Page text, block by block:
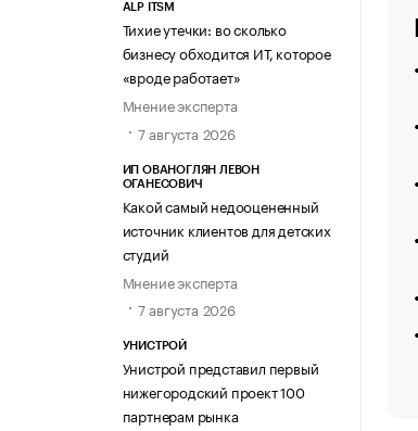
ALP ITSM
Тихие утечки: во сколько
бизнесу обходится ИТ, которое
«вроде работает»
Мнение эксперта
7 августа 2026
ИП ОВАНОГЛЯН ЛЕВОН
ОГАНЕСОВИЧ
Какой самый недооцененный
источник клиентов для детских
студий
Мнение эксперта
7 августа 2026
УНИСТРОЙ
Унистрой представил первый
нижегородский проект 100
партнерам рынка